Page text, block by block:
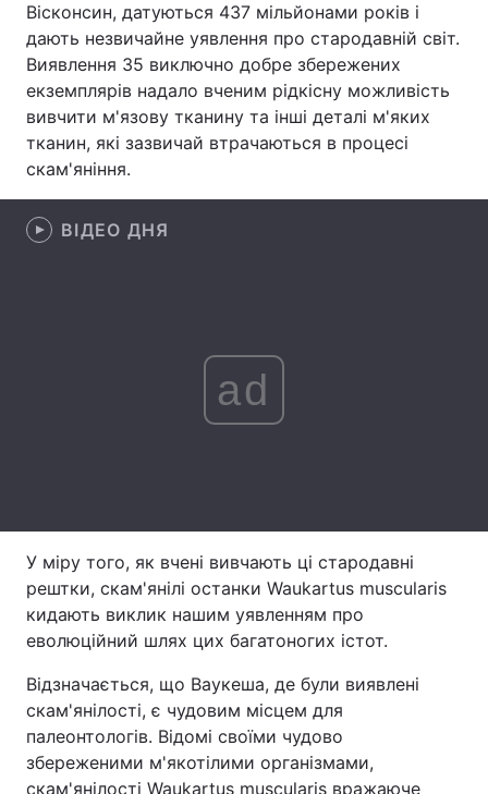
Відео з Youtube Статті
Інтерв'ю Думки
Архів Вакансії
Контакти
Послуги
Вісконсин, датуються 437 мільйонами років і
дають незвичайне уявлення про стародавній світ.
Виявлення 35 виключно добре збережених
екземплярів надало вченим рідкісну можливість
вивчити м'язову тканину та інші деталі м'яких
тканин, які зазвичай втрачаються в процесі
скам'яніння.
ВІДЕО ДНЯ
ad
У міру того, як вчені вивчають ці стародавні
рештки, скам'янілі останки Waukartus muscularis
кидають виклик нашим уявленням про
еволюційний шлях цих багатоногих істот.
Відзначається, що Ваукеша, де були виявлені
скам'янілості, є чудовим місцем для
палеонтологів. Відомі своїми чудово
збереженими м'якотілими організмами,
скам'янілості Waukartus muscularis вражаюче